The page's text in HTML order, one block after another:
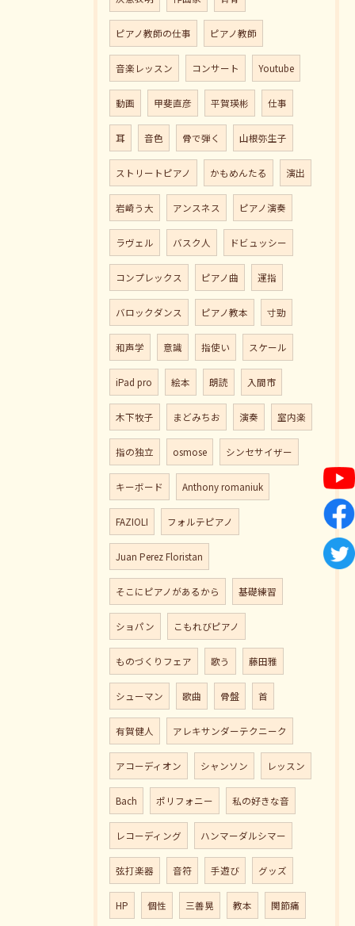
ピアノ教師の仕事 ピアノ教師
音楽レッスン コンサート Youtube
動画 甲斐直彦 平賀瑛彬 仕事
耳 音色 骨で弾く 山根弥生子
ストリートピアノ かもめんたる 演出
岩崎う大 アンスネス ピアノ演奏
ラヴェル バスク人 ドビュッシー
コンプレックス ピアノ曲 運指
バロックダンス ピアノ教本 寸勁
和声学 意識 指使い スケール
iPad pro 絵本 朗読 入間市
木下牧子 まどみちお 演奏 室内楽
指の独立 osmose シンセサイザー
キーボード Anthony romaniuk
FAZIOLI フォルテピアノ
Juan Perez Floristan
そこにピアノがあるから 基礎練習
ショパン こもれびピアノ
ものづくりフェア 歌う 藤田雅
シューマン 歌曲 骨盤 首
有賀健人 アレキサンダーテクニーク
アコーディオン シャンソン レッスン
Bach ポリフォニー 私の好きな音
レコーディング ハンマーダルシマー
弦打楽器 音符 手遊び グッズ
HP 個性 三善晃 教本 関節痛